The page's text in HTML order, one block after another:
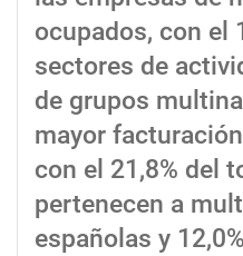
ocupados, con el
sectores de
de grupos
mayor
con el 21,8% del
pertenecen a
españolas y